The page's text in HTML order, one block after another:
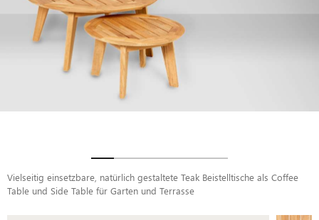
Vielseitig einsetzbare, natürlich gestaltete Teak Beistelltische als Coffee
Table und Side Table für Garten und Terrasse